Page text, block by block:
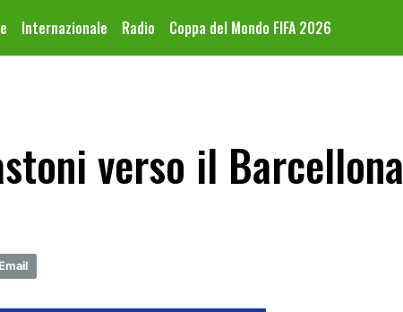
Internazionale Radio Coppa del Mondo FIFA 2026
verso il Barcellona
Email